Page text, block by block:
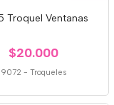
Troquel Ventanas
$20.000
9072 - Troqueles